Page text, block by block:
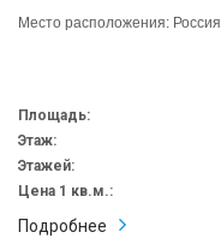
Место расположения: Россия,
Площадь:
Этаж:
Этажей:
Цена 1 кв.м.:
Подробнее